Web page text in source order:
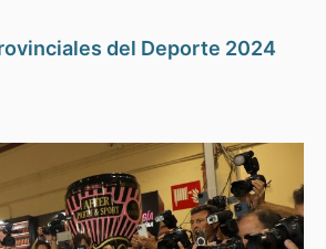
del Deporte 2024